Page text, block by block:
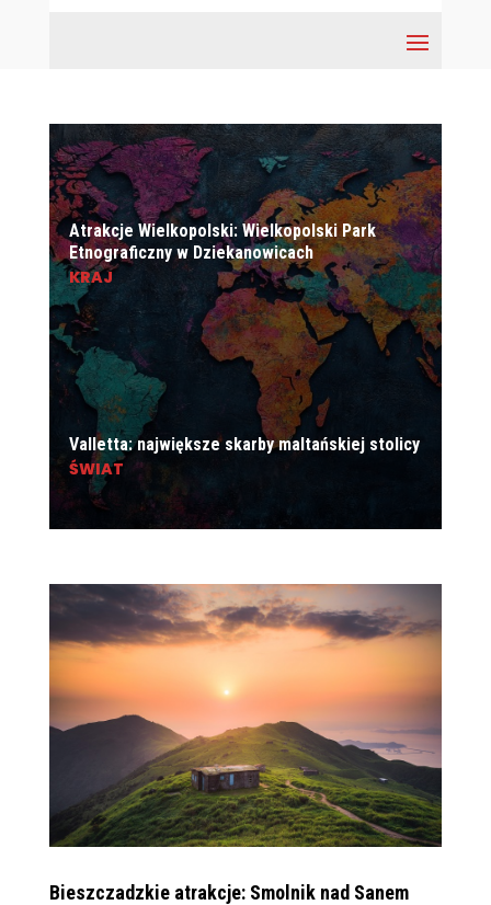
Atrakcje Wielkopolski: Wielkopolski Park
Etnograficzny w Dziekanowicach
KRAJ
Valletta: największe skarby maltańskiej stolicy
ŚWIAT
Bieszczadzkie atrakcje: Smolnik nad Sanem